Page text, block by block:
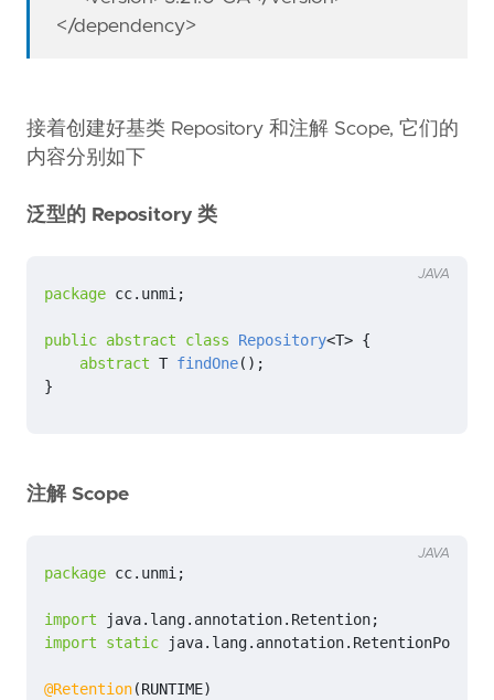
</dependency>
接着创建好基类 Repository 和注解 Scope, 它们的
内容分别如下
泛型的 Repository 类
package cc.unmi ;
public abstract class Repository<T> {
abstract T findOne();
}
JAVA
注解 Scope
package cc.unmi ;
import java.lang.annotation.Retention;
import static
@Retention(RUNTIME)
JAVA